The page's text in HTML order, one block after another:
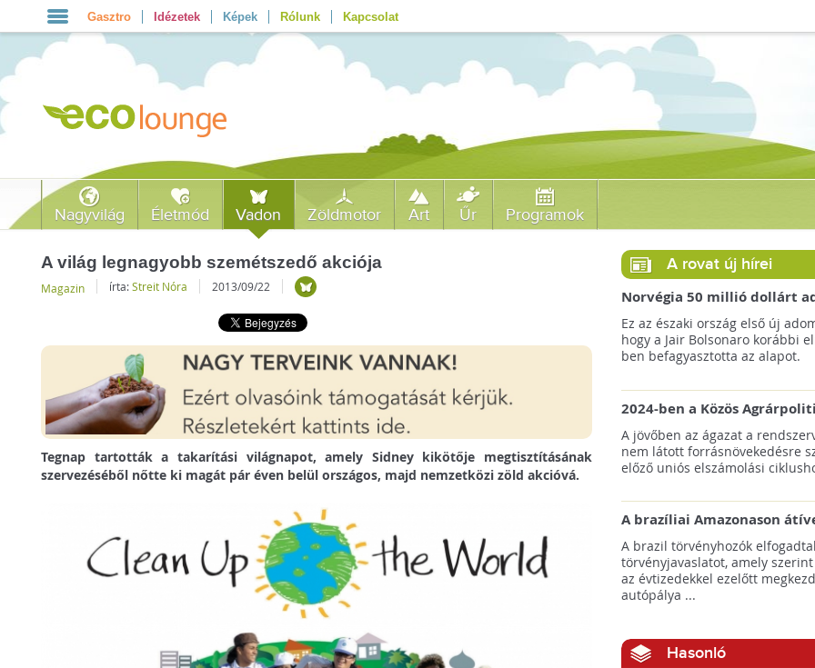
Gasztro Idézetek Képek Rólunk Kapcsolat
Nagyvilág Életmód Vadon Zöldmotor Art Űr Programok
A világ legnagyobb szemétszedő akciója
Magazin írta:Streit Nóra 2013/09/22
Tegnap tartották a takarítási világnapot, amely Sidney kikötője megtisztításának
szervezéséből nőtte ki magát pár éven belül országos, majd nemzetközi zöld akcióvá.
A rovat új hírei
Norvégia 50 millió dollárt
a brazil Amazonas-alapnak a
erdőirtás miatt
Ez az északi ország első új
hogy a Jair Bolsonaro korábbi
ben befagyasztotta az alapot.
2024-ben a Közös
keretein belül az
pályázatok az elsők között
majd meg
A jövőben az ágazat a
nem látott forrásnövekedésre
előző uniós elszámolási
A brazíliai Amazonason
autópálya robbanásszerű
erdőirtást indíthat el
A brazil törvényhozók
törvényjavaslatot, amely
az évtizedekkel ezelőtt
autópálya ...
Hasonló